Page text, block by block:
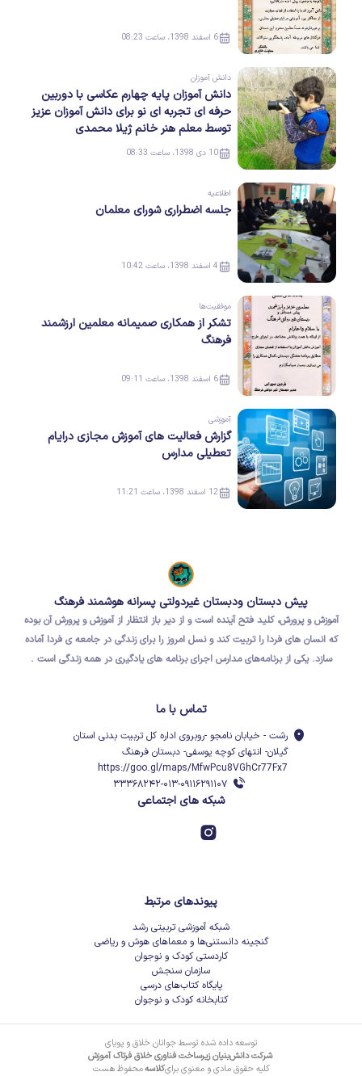
6 اسفند 1398، ساعت 08:23
دانش آموزان
دانش آموزان پایه چهارم عکاسی با دوربین
حرفه ای تجربه ای نو برای دانش آموزان عزیز
توسط معلم هنر خانم ژیلا محمدی
10 دی 1398، ساعت 08:33
اطلاعیه
جلسه اضطراری شورای معلمان
4 اسفند 1398، ساعت 10:42
موفقیت‌ها
تشکر از همکاری صمیمانه معلمین ارزشمند
فرهنگ
6 اسفند 1398، ساعت 09:11
آموزشی
گزارش فعالیت های آموزش مجازی درایام
تعطیلی مدارس
12 اسفند 1398، ساعت 11:21
پیش دبستان ودبستان غیردولتی پسرانه هوشمند فرهنگ
آموزش و پرورش، کلید فتح آینده است و از دیر باز انتظار از آموزش و پرورش آن بوده
کهانسان های فردا را تربیت کند و نسل امروز را برایزندگی در جامعه ی فردا آماده
سازد. یکی از برنامه‌های مدارس اجرای برنامه های یادگیری در همه زندگی است .
تماس با ما
رشت - خیابان نامجو -روبروی اداره کل تربیت بدنی استان
گیلان- انتهای کوچه یوسفی- دبستان فرهنگ
https://goo.gl/maps/MfwPcu8VGhCr77Fx7
۳۳۳۶۸۲۴۲-۰۱۳-۰۹۱۱۶۲۹۱۱۰۷
شبکه های اجتماعی
پیوندهای مرتبط
شبکه آموزشی تربیتی رشد
گنجینه دانستنی‌ها و معماهای هوش و ریاضی
کاردستی کودک و نوجوان
سازمان سنجش
پایگاه کتاب‌های درسی
کتابخانه کودک و نوجوان
توسعه داده شده توسط جوانان خلاق و پویای
شرکت دانش‌بنیان زیرساخت فناوری خلاق فرتاک آموزش
کلیه حقوق مادی و معنوی برایکلاسهمحفوظ هست